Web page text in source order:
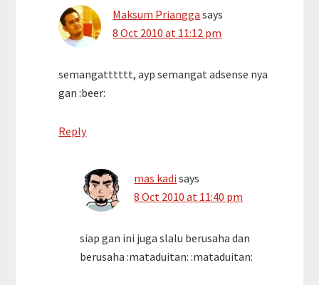
Maksum Priangga says
8 Oct 2010 at 11:12 pm
semangatttttt, ayp semangat adsense nya
gan :beer:
Reply
mas kadi says
8 Oct 2010 at 11:40 pm
siap gan ini juga slalu berusaha dan
berusaha :mataduitan: :mataduitan: